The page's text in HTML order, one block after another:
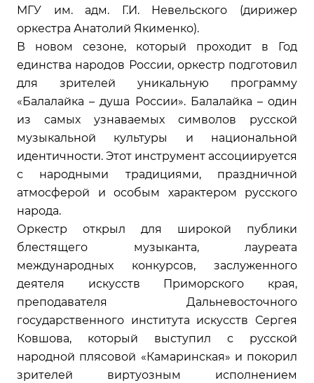
МГУ им. адм. Г.И. Невельского (дирижер
оркестра Анатолий Якименко).
В новом сезоне, который проходит в Год
единства народов России, оркестр подготовил
для зрителей уникальную программу
«Балалайка – душа России». Балалайка – один
из самых узнаваемых символов русской
музыкальной культуры и национальной
идентичности. Этот инструмент ассоциируется
с народными традициями, праздничной
атмосферой и особым характером русского
народа.
Оркестр открыл для широкой публики
блестящего музыканта, лауреата
международных конкурсов, заслуженного
деятеля искусств Приморского края,
преподавателя Дальневосточного
государственного института искусств Сергея
Ковшова, который выступил с русской
народной плясовой «Камаринская» и покорил
зрителей виртуозным исполнением